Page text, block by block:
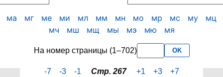
ма мг ме ми мл мм мн мо мр мс му
мц
мч
мш мщ мы мэ мю мя
На номер страницы (1–702) OK
-7 -3 -1 Стр. 267 +1 +3 +7